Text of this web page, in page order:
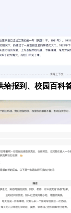
报到、校园百